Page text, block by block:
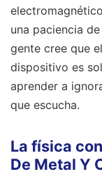
una paciencia
gente cree que
dispositivo es
aprender a
que escucha.
La física
De Metal Y